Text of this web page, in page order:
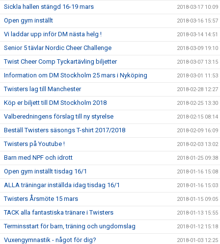
Sickla hallen stängd 16-19 mars 2018-03-17 10:09
Open gym inställt 2018-03-16 15:57
Vi laddar upp inför DM nästa helg ! 2018-03-14 14:51
Senior 5 tävlar Nordic Cheer Challenge 2018-03-09 19:10
Twist Cheer Comp Tyckartävling biljetter 2018-03-07 13:15
Information om DM Stockholm 25 mars i Nyköping 2018-03-01 11:53
Twisters lag till Manchester 2018-02-28 12:27
Köp er biljett till DM Stockholm 2018 2018-02-25 13:30
Valberedningens förslag till ny styrelse 2018-02-15 08:14
Beställ Twisters säsongs T-shirt 2017/2018 2018-02-09 16:09
Twisters på Youtube ! 2018-02-03 13:02
Barn med NPF och idrott 2018-01-25 09:38
Open gym inställt tisdag 16/1 2018-01-16 15:08
ALLA träningar inställda idag tisdag 16/1 2018-01-16 15:03
Twisters Årsmöte 15 mars 2018-01-15 09:05
TACK alla fantastiska tränare i Twisters 2018-01-13 15:55
Terminsstart för barn, träning och ungdomslag 2018-01-12 15:18
Vuxengymnastik - något för dig? 2018-01-03 12:25